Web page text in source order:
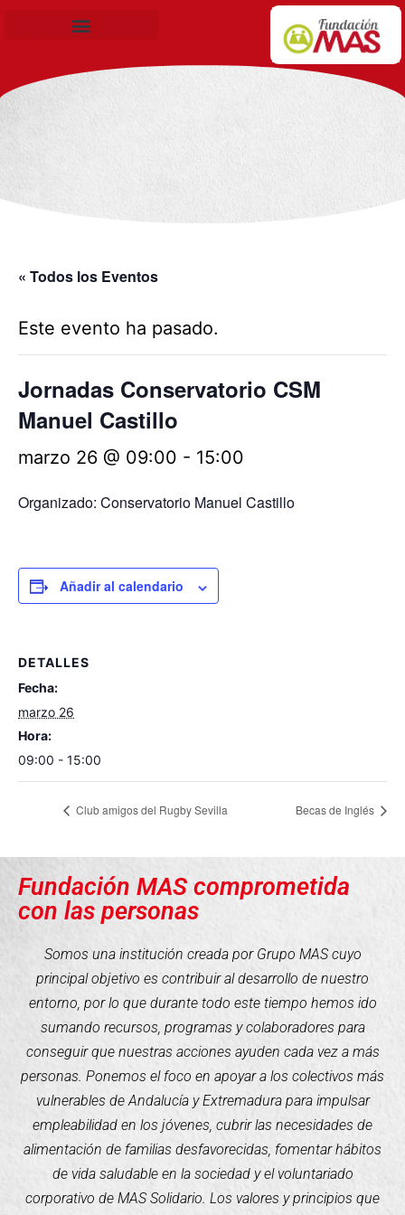
« Todos los Eventos
Este evento ha pasado.
Jornadas Conservatorio CSM
Manuel Castillo
marzo 26 @ 09:00 - 15:00
Organizado: Conservatorio Manuel Castillo
Añadir al calendario
DETALLES
Fecha:
marzo 26
Hora:
09:00 - 15:00
Club amigos del Rugby Sevilla Becas de Inglés
Fundación MAS comprometida
con las personas
Somos una institución creada por Grupo MAS cuyo
principal objetivo es contribuir al desarrollo de nuestro
entorno, por lo que durante todo este tiempo hemos ido
sumando recursos, programas y colaboradores para
conseguir que nuestras acciones ayuden cada vez a más
personas. Ponemos el foco en apoyar a los colectivos más
vulnerables de Andalucía y Extremadura para impulsar
empleabilidad en los jóvenes, cubrir las necesidades de
alimentación de familias desfavorecidas, fomentar hábitos
de vida saludable en la sociedad y el voluntariado
corporativo de MAS Solidario. Los valores y principios que